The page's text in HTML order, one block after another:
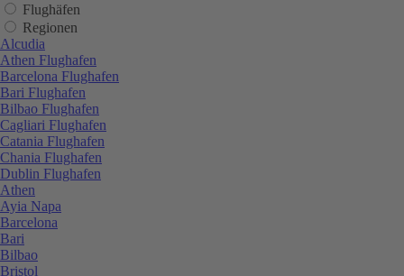
Flughäfen
Regionen
Alcudia
Athen Flughafen
Barcelona Flughafen
Bari Flughafen
Bilbao Flughafen
Cagliari Flughafen
Catania Flughafen
Chania Flughafen
Dublin Flughafen
Athen
Ayia Napa
Barcelona
Bari
Bilbao
Bristol